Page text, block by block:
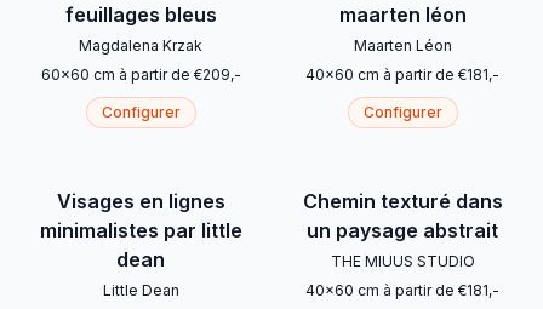
feuillages bleus
Magdalena Krzak
60x60 cm à partir de €209,-
Configurer
maarten léon
Maarten Léon
40x60 cm à partir de €181,-
Configurer
Visages en lignes
minimalistes par little
dean
Little Dean
Chemin texturé dans
un paysage abstrait
THE MIUUS STUDIO
40x60 cm à partir de €181,-